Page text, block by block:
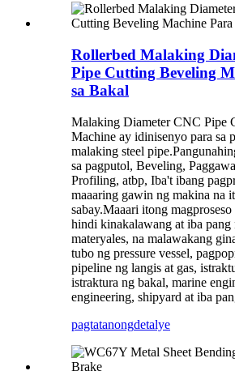
Rollerbed Malaking
Pipe Cutting Beveling
sa Bakal
Malaking Diameter CNC Pipe
Machine ay idinisenyo para sa
malaking steel
sa pagputol, Beveling,
Profiling, atbp, Iba't ibang
maaaring gawin ng makina na
sabay.Maaari itong
hindi kinakalawang at iba pang
materyales, na malawakang
tubo ng pressure vessel,
pipeline ng langis at gas,
istraktura ng bakal, marine
engineering, shipyard at iba
pagtatanongdetalye